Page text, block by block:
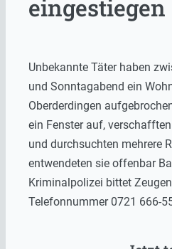
eingestiegen
Unbekannte Täter haben
und Sonntagabend ein
Oberderdingen
ein Fenster auf,
und durchsuchten mehrere
entwendeten sie offenbar
Kriminalpolizei bittet
Telefonnummer 0721 666-